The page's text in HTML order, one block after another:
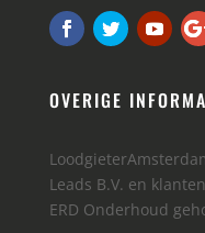
OVERIGE
Leads B.V. en
ERD Onderhoud